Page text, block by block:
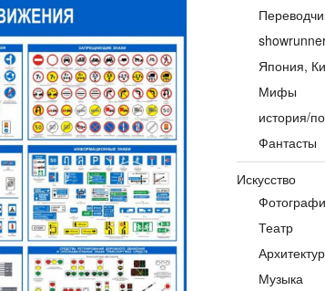
Япония,
Мифы
история/
Фантасты
Искусство
Театр
Музыка